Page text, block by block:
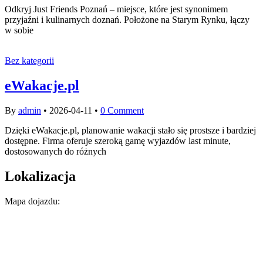
Odkryj Just Friends Poznań – miejsce, które jest synonimem
przyjaźni i kulinarnych doznań. Położone na Starym Rynku, łączy
w sobie
Bez kategorii
eWakacje.pl
By admin • 2026-04-11 • 0 Comment
Dzięki eWakacje.pl, planowanie wakacji stało się prostsze i bardziej
dostępne. Firma oferuje szeroką gamę wyjazdów last minute,
dostosowanych do różnych
Lokalizacja
Mapa dojazdu: